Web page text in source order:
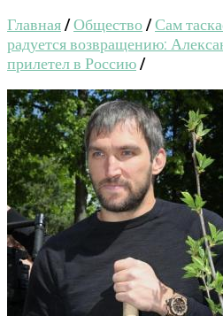
Главная/Общество/Сам
радуется возвращению:
прилетел в Россию/